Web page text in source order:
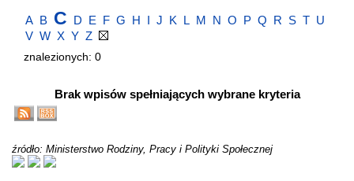
A B C D E F G H I J K L M N O P Q R S T U
V W X Y Z
znalezionych: 0
Brak wpisów spełniających wybrane kryteria
źródło: Ministerstwo Rodziny, Pracy i Polityki Społecznej